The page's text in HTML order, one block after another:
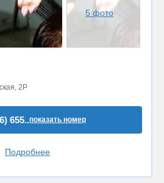
5 фото
2Р
655..показать номер
Подробнее